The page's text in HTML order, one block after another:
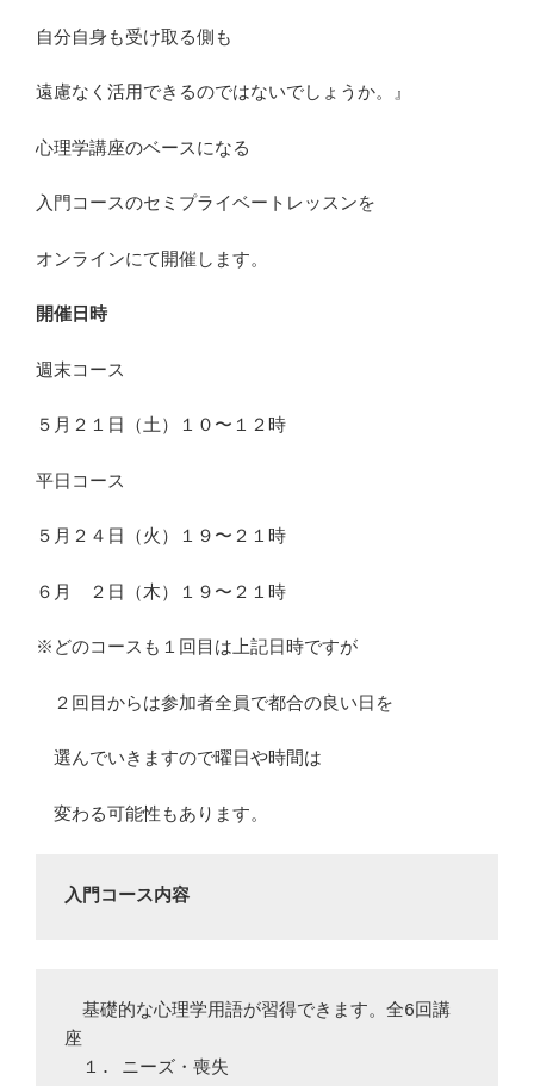
自分自身も受け取る側も
遠慮なく活用できるのではないでしょうか。』
心理学講座のベースになる
入門コースのセミプライベートレッスンを
オンラインにて開催します。
開催日時
週末コース
５月２１日（土）１０〜１２時
平日コース
５月２４日（火）１９〜２１時
６月 ２日（木）１９〜２１時
※どのコースも１回目は上記日時ですが
２回目からは参加者全員で都合の良い日を
選んでいきますので曜日や時間は
変わる可能性もあります。
入門コース内容
基礎的な心理学用語が習得できます。全6回講
座
１. ニーズ・喪失